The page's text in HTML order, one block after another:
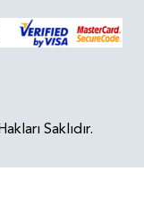
Saklıdır.